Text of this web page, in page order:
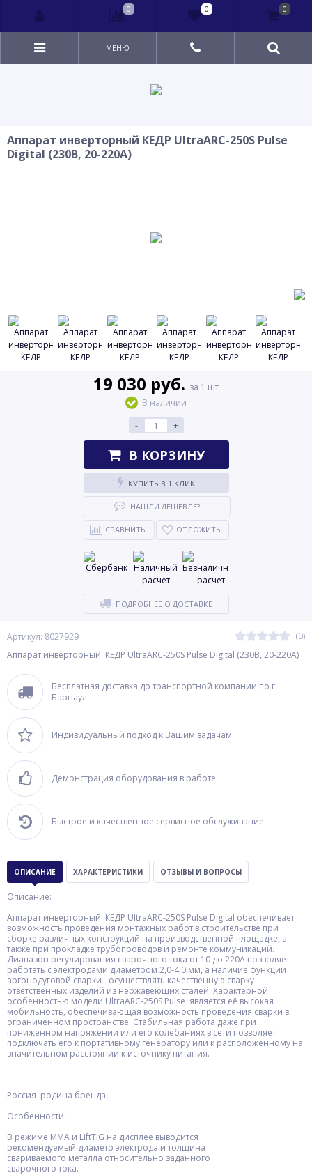
МЕНЮ
Аппарат инверторный КЕДР UltraARC-250S Pulse
Digital (230В, 20-220А)
Артикул: 8027929
(0)
Аппарат инверторный КЕДР UltraARC-250S Pulse Digital (230В, 20-220А)
Бесплатная доставка до транспортной компании по г.
Барнаул
Индивидуальный подход к Вашим задачам
Демонстрация оборудования в работе
Быстрое и качественное сервисное обслуживание
19 030 руб. за 1 шт
В наличии
-
+
В КОРЗИНУ
КУПИТЬ В 1 КЛИК
НАШЛИ ДЕШЕВЛЕ?
СРАВНИТЬ ОТЛОЖИТЬ
ПОДРОБНЕЕ О ДОСТАВКЕ
ОПИСАНИЕ ХАРАКТЕРИСТИКИ ОТЗЫВЫ И ВОПРОСЫ
Описание:
Аппарат инверторный КЕДР UltraARC-250S Pulse Digital обеспечивает
возможность проведения монтажных работ в строительстве при
сборке различных конструкций на производственной площадке, а
также при прокладке трубопроводов и ремонте коммуникаций.
Диапазон регулирования сварочного тока от 10 до 220А позволяет
работать с электродами диаметром 2,0-4,0 мм, а наличие функции
аргонодуговой сварки - осуществлять качественную сварку
ответственных изделий из нержавеющих сталей. Характерной
особенностью модели UltraARC-250S Pulse является её высокая
мобильность, обеспечивающая возможность проведения сварки в
ограниченном пространстве. Стабильная работа даже при
пониженном напряжении или его колебаниях в сети позволяет
подключать его к портативному генератору или к расположенному на
значительном расстоянии к источнику питания.
Россия родина бренда.
Особенности:
В режиме ММА и LiftTIG на дисплее выводится
рекомендуемый диаметр электрода и толщина
свариваемого металла относительно заданного
сварочного тока.
0 0 0